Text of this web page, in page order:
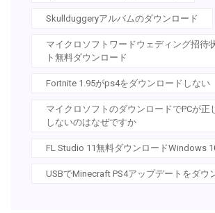
Skullduggeryアルバムのダウンロード
マイクロソフトワードウェディング招待
ト無料ダウンロード
Fortnite 1.95がps4をダウンロードしない
マイクロソフトのダウンロードでPCが正
しないのはなぜですか
FL Studio 11無料ダウンロードWindows
USBでMinecraft PS4アップデートをダウ